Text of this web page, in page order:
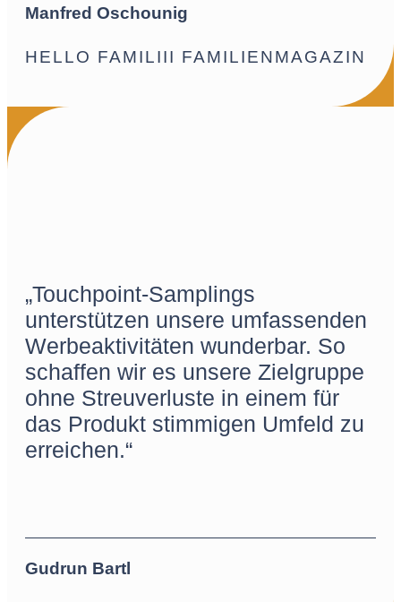
Manfred Oschounig
HELLO FAMILIII FAMILIENMAGAZIN
„Touchpoint-Samplings
unterstützen unsere umfassenden
Werbeaktivitäten wunderbar. So
schaffen wir es unsere Zielgruppe
ohne Streuverluste in einem für
das Produkt stimmigen Umfeld zu
erreichen.“
Gudrun Bartl